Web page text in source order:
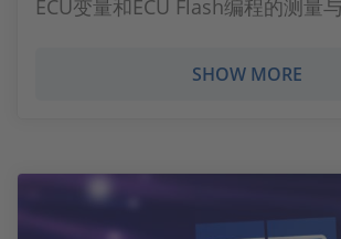
ECU变量和ECU Flash编程的测量
SHOW MORE